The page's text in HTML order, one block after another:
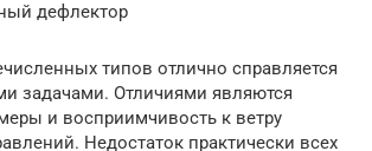
дефлектор
типов отлично справляется
задачами. Отличиями являются
и восприимчивость к ветру
Недостаток практически всех